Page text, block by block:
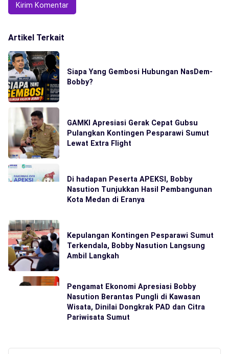
Artikel Terkait
Siapa Yang Gembosi Hubungan NasDem-
Bobby?
GAMKI Apresiasi Gerak Cepat Gubsu
Pulangkan Kontingen Pesparawi Sumut
Lewat Extra Flight
Di hadapan Peserta APEKSI, Bobby
Nasution Tunjukkan Hasil Pembangunan
Kota Medan di Eranya
Kepulangan Kontingen Pesparawi Sumut
Terkendala, Bobby Nasution Langsung
Ambil Langkah
Pengamat Ekonomi Apresiasi Bobby
Nasution Berantas Pungli di Kawasan
Wisata, Dinilai Dongkrak PAD dan Citra
Pariwisata Sumut